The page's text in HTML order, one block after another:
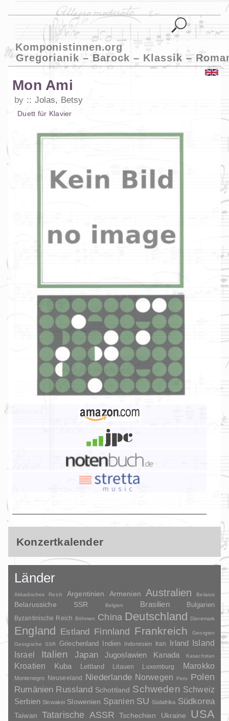
Komponistinnen.org
Gregorianik – Barock – Klassik –
Mon Ami
by Jolas, Betsy
Duett für Klavier
Konzertkalender
Länder
Akkadisches Reich Argentinien Armenien Australien Belarus
Belarussiche SSR Belgien Brasilien Bulgarien
Byzantinische Reich Böhmen China Deutschland Dänemark
England Estland Finnland Frankreich
Georgien
Georgische SSR
Griechenland Indien Indonesien Iran Irland
Island
Israel
Italien Japan Jugoslawien Kanada Kasachstan
Kroatien Kuba Lettland Litauen Luxemburg Marokko
Montenegro Neuseeland Niederlande Norwegen Peru
Polen
Rumänien Russland Schottland Schweden Schweiz
Serbien Slowakei Slowenien Spanien SU Südafrika Südkorea
Taiwan Tatarische ASSR Tschechien Ukraine USA